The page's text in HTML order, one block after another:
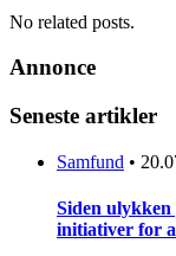
No related posts.
Annonce
Seneste artikler
Samfund •
Siden
initiativer for